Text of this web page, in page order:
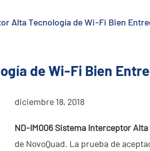
Alta Tecnología de Wi-Fi Bien
de Wi-Fi Bien
diciembre 18, 2018
ND-IM006 Sistema Interceptor
de NovoQuad. La prueba de